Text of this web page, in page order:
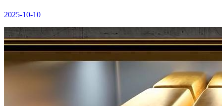
2025-10-10